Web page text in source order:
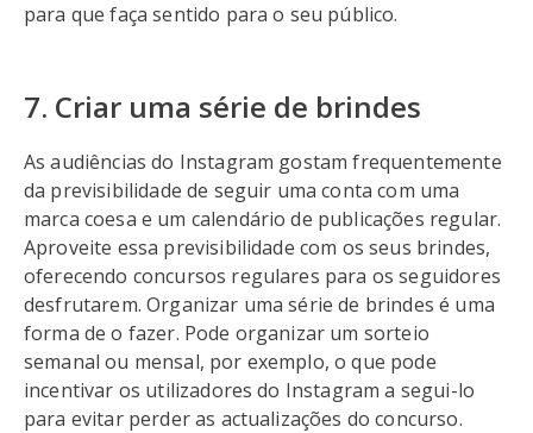
para que faça sentido para o seu público.
7. Criar uma série de brindes
As audiências do Instagram gostam frequentemente
da previsibilidade de seguir uma conta com uma
marca coesa e um calendário de publicações regular.
Aproveite essa previsibilidade com os seus brindes,
oferecendo concursos regulares para os seguidores
desfrutarem. Organizar uma série de brindes é uma
forma de o fazer. Pode organizar um sorteio
semanal ou mensal, por exemplo, o que pode
incentivar os utilizadores do Instagram a segui-lo
para evitar perder as actualizações do concurso.